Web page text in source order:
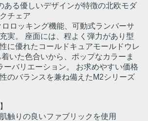
ある優しいデザインが特徴の北欧モダ
チェア
ロッキング機能、可動式ランバーサ
実。 座面には、程よく弾力があり型
に優れたコールドキュアモールドウレ
いた色合いから、ポップなカラーま
ーバリエーション。 お求めやすい価格
のバランスを兼ね備えたM2シリーズ
触りの良いファブリックを使用